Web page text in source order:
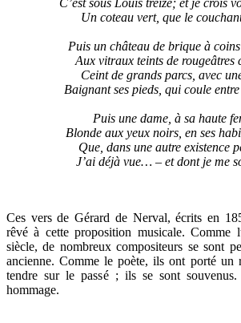
Un coteau vert, que le
Puis un château de brique à coins
Aux vitraux teints de rougeâtres
Ceint de grands parcs, avec
Baignant ses pieds, qui coule
Puis une dame, à sa haute
Blonde aux yeux noirs, en ses
Que, dans une autre existence
J’ai déjà vue… – et dont je me
Ces vers de Gérard de Nerval, écrits en
rêvé à cette proposition musicale.
siècle, de nombreux compositeurs se sont
ancienne. Comme le poète, ils ont porté un
tendre sur le passé ; ils se sont
hommage.